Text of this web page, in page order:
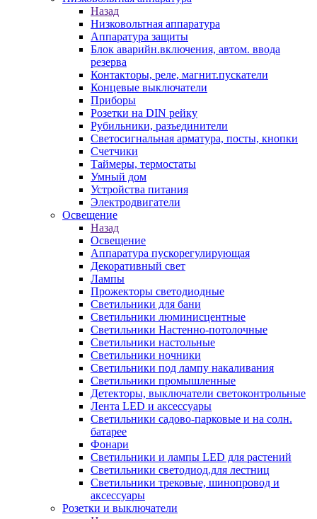
Назад
Низковольтная аппаратура
Аппаратура защиты
Блок аварийн.включения, автом. ввода
резерва
Контакторы, реле, магнит.пускатели
Концевые выключатели
Приборы
Розетки на DIN рейку
Рубильники, разъединители
Светосигнальная арматура, посты, кнопки
Счетчики
Таймеры, термостаты
Умный дом
Устройства питания
Электродвигатели
Освещение
Назад
Освещение
Аппаратура пускорегулирующая
Декоративный свет
Лампы
Прожекторы светодиодные
Светильники для бани
Светильники люминисцентные
Светильники Настенно-потолочные
Светильники настольные
Светильники ночники
Светильники под лампу накаливания
Светильники промышленные
Детекторы, выключатели светоконтрольные
Лента LED и аксессуары
Светильники садово-парковые и на солн.
батарее
Фонари
Светильники и лампы LED для растений
Светильники светодиод.для лестниц
Светильники трековые, шинопровод и
аксессуары
Розетки и выключатели